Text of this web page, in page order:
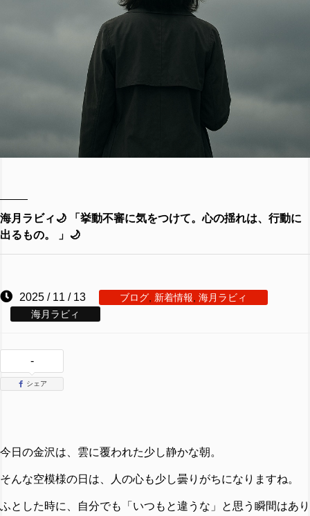
海月ラビィ🌙 「挙動不審に気をつけて。心の揺れは、行動に
出るもの。 」🌙
2025 / 11 / 13 ブログ 新着情報 海月ラビィ
海月ラビィ
-
シェア
今日の金沢は、雲に覆われた少し静かな朝。
そんな空模様の日は、人の心も少し曇りがちになりますね。
ふとした時に、自分でも「いつもと違うな」と思う瞬間はあり